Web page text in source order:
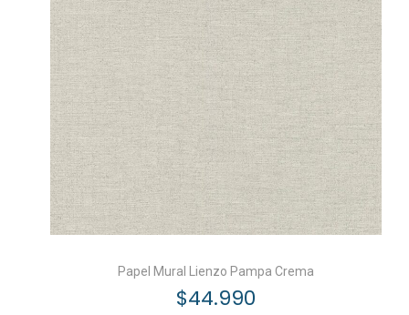
Papel Mural Lienzo Pampa Crema
$44.990